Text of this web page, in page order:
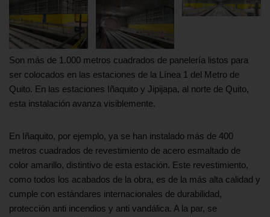
Son más de 1.000 metros cuadrados de panelería listos para
ser colocados en las estaciones de la Línea 1 del Metro de
Quito. En las estaciones Iñaquito y Jipijapa, al norte de Quito,
esta instalación avanza visiblemente.
En Iñaquito, por ejemplo, ya se han instalado más de 400
metros cuadrados de revestimiento de acero esmaltado de
color amarillo, distintivo de esta estación. Este revestimiento,
como todos los acabados de la obra, es de la más alta calidad y
cumple con estándares internacionales de durabilidad,
protección anti incendios y anti vandálica. A la par, se